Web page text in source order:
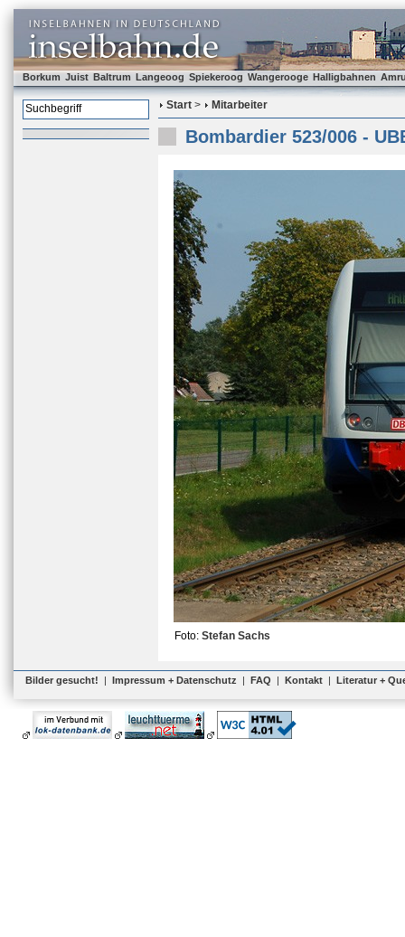
Borkum Juist Baltrum Langeoog Spiekeroog Wangerooge Halligbahnen
Start > Mitarbeiter
Bombardier 523/006 -
Foto: Stefan Sachs
Bilder gesucht! | Impressum + Datenschutz | FAQ | Kontakt | Literatur +